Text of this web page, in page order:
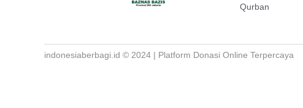
Qurban
indonesiaberbagi.id © 2024 | Platform Donasi Online Terpercaya